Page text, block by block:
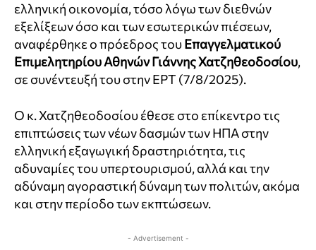
ελληνική οικονομία, τόσο λόγω των διεθνών
εξελίξεων όσο και των εσωτερικών πιέσεων,
αναφέρθηκε ο πρόεδρος τουΕπαγγελματικού
Επιμελητηρίου Αθηνών Γιάννης Χατζηθεοδοσίου,
σε συνέντευξή του στην ΕΡΤ (7/8/2025).
Ο κ. Χατζηθεοδοσίου έθεσε στο επίκεντρο τις
επιπτώσεις των νέων δασμών των ΗΠΑ στην
ελληνική εξαγωγική δραστηριότητα, τις
αδυναμίες του υπερτουρισμού, αλλά και την
αδύναμη αγοραστική δύναμη των πολιτών, ακόμα
και στην περίοδο των εκπτώσεων.
- Advertisement -